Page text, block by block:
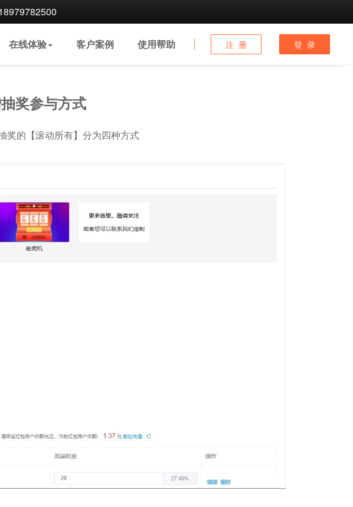
在线体验 客户案例 使用帮助 注 册 登 录
奖参与方式
奖的【滚动所有】分为四种方式